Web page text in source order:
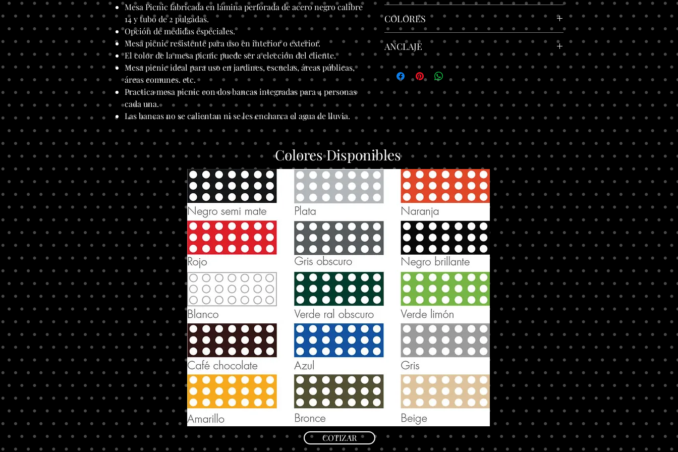
Mesa Picnic fabricada en lámina perforada de acero negro calibre
14 y tubo de 2 pulgadas.
Opción de medidas especiales.
Mesa picnic resistente para uso en interior o exterior.
El color de la mesa picnic puede ser a elección del cliente.
Mesa picnic ideal para uso en jardines, escuelas, áreas públicas,
áreas comunes. etc.
Practica mesa picnic con dos bancas integradas para 4 personas
cada una.
Las bancas no se calientan ni se les encharca el agua de lluvia.
intemperie.
COLORES
Variedad a elegir.
ANCLAJE
Atornillar o Anclar en Cemento o Movible.
Colores Disponibles
COTIZAR